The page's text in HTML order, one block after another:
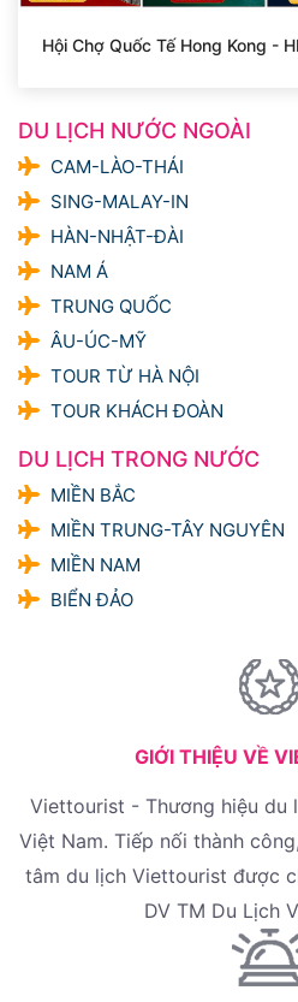
Hội Chợ Quốc Tế Hong Kong -
DU LỊCH NƯỚC NGOÀI
CAM-LÀO-THÁI
SING-MALAY-IN
HÀN-NHẬT-ĐÀI
NAM Á
TRUNG QUỐC
ÂU-ÚC-MỸ
TOUR TỪ HÀ NỘI
TOUR KHÁCH ĐOÀN
DU LỊCH TRONG NƯỚC
MIỀN BẮC
MIỀN TRUNG-TÂY NGUYÊN
MIỀN NAM
BIỂN ĐẢO
GIỚI THIỆU VỀ
Viettourist - Thương hiệu du
Việt Nam. Tiếp nối thành
tâm du lịch Viettourist được
DV TM Du Lịch